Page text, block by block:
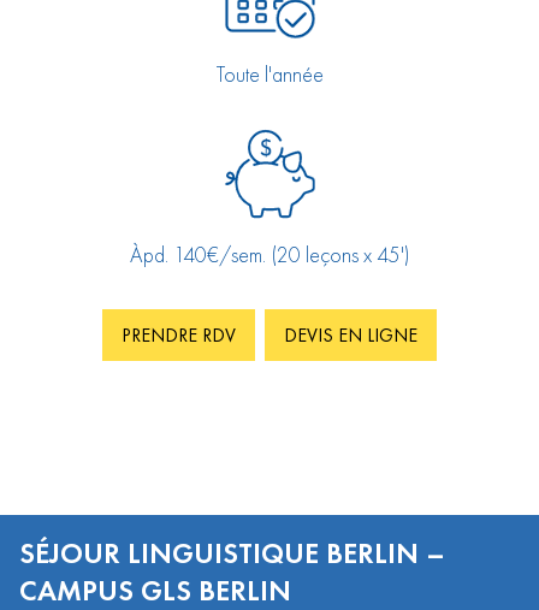
Toute l'année
Àpd. 140€/sem. (20 leçons x 45')
PRENDRE RDV DEVIS EN LIGNE
SÉJOUR LINGUISTIQUE BERLIN –
CAMPUS GLS BERLIN